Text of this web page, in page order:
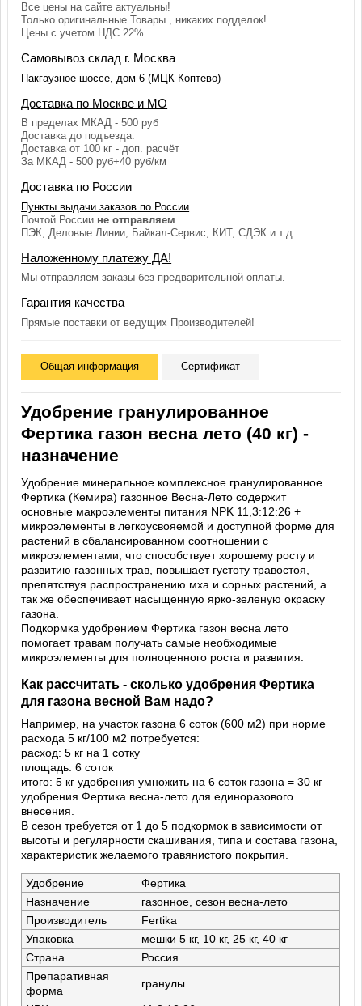
Все цены на сайте актуальны!
Только оригинальные Товары , никаких подделок!
Цены с учетом НДС 22%
Самовывоз склад г. Москва
Пакгаузное шоссе, дом 6 (МЦК Коптево)
Доставка по Москве и МО
В пределах МКАД - 500 руб
Доставка до подъезда.
Доставка от 100 кг - доп. расчёт
За МКАД - 500 руб+40 руб/км
Доставка по России
Пункты выдачи заказов по России
Почтой России не отправляем
ПЭК, Деловые Линии, Байкал-Сервис, КИТ, СДЭК и т.д.
Наложенному платежу ДА!
Мы отправляем заказы без предварительной оплаты.
Гарантия качества
Прямые поставки от ведущих Производителей!
Общая информация Сертификат
Удобрение гранулированное
Фертика газон весна лето (40 кг) -
назначение
Удобрение минеральное комплексное гранулированное
Фертика (Кемира) газонное Весна-Лето содержит
основные макроэлементы питания NPK 11,3:12:26 +
микроэлементы в легкоусвояемой и доступной форме для
растений в сбалансированном соотношении с
микроэлементами, что способствует хорошему росту и
развитию газонных трав, повышает густоту травостоя,
препятствуя распространению мха и сорных растений, а
так же обеспечивает насыщенную ярко-зеленую окраску
газона.
Подкормка удобрением Фертика газон весна лето
помогает травам получать самые необходимые
микроэлементы для полноценного роста и развития.
Как рассчитать - сколько удобрения Фертика
для газона весной Вам надо?
Например, на участок газона 6 соток (600 м2) при норме
расхода 5 кг/100 м2 потребуется:
расход: 5 кг на 1 сотку
площадь: 6 соток
итого: 5 кг удобрения умножить на 6 соток газона = 30 кг
удобрения Фертика весна-лето для единоразового
внесения.
В сезон требуется от 1 до 5 подкормок в зависимости от
высоты и регулярности скашивания, типа и состава газона,
характеристик желаемого травянистого покрытия.
Удобрение
Фертика
Назначение
газонное, сезон весна-лето
Производитель
Fertika
Упаковка
мешки 5 кг, 10 кг, 25 кг, 40 кг
Страна
Россия
Препаративная
форма
гранулы